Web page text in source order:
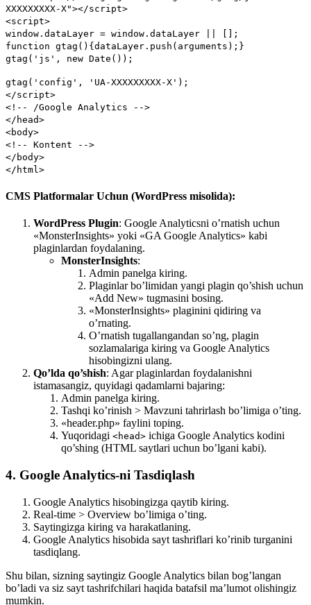
XXXXXXXXX-X"></script>
<script>
window . dataLayer = window . dataLayer || [];
function gtag (){dataLayer. push ( arguments );}
gtag ( 'js' , new Date ());
gtag ( 'config' , 'UA-XXXXXXXXX-X' );
</script>
<!-- /Google Analytics -->
</ head>
<body>
<!-- Kontent -->
</ body>
</ html >
CMS Platformalar Uchun (WordPress misolida):
WordPress Plugin: Google Analyticsni o’rnatish uchun
«MonsterInsights» yoki «GA Google Analytics» kabi
plaginlardan foydalaning.
MonsterInsights:
Admin panelga kiring.
Plaginlar bo’limidan yangi plagin qo’shish uchun
«Add New» tugmasini bosing.
«MonsterInsights» plaginini qidiring va
o’rnating.
O’rnatish tugallangandan so’ng, plagin
sozlamalariga kiring va Google Analytics
hisobingizni ulang.
Qo’lda qo’shish: Agar plaginlardan foydalanishni
istamasangiz, quyidagi qadamlarni bajaring:
Admin panelga kiring.
Tashqi ko’rinish > Mavzuni tahrirlash bo’limiga o’ting.
«header.php» faylini toping.
Yuqoridagi <head> ichiga Google Analytics kodini
qo’shing (HTML saytlari uchun bo’lgani kabi).
4. Google Analytics-ni Tasdiqlash
Google Analytics hisobingizga qaytib kiring.
Real-time > Overview bo’limiga o’ting.
Saytingizga kiring va harakatlaning.
Google Analytics hisobida sayt tashriflari ko’rinib turganini
tasdiqlang.
Shu bilan, sizning saytingiz Google Analytics bilan bog’langan
bo’ladi va siz sayt tashrifchilari haqida batafsil ma’lumot olishingiz
mumkin.